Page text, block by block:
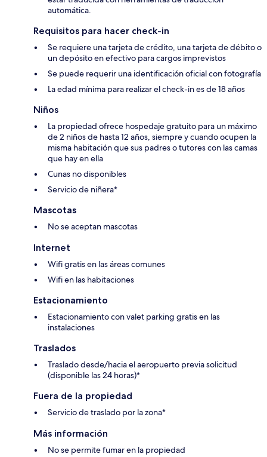
automática.
Requisitos para hacer check-in
Se requiere una tarjeta de crédito, una tarjeta de débito o
un depósito en efectivo para cargos imprevistos
Se puede requerir una identificación oficial con fotografía
La edad mínima para realizar el check-in es de 18 años
Niños
La propiedad ofrece hospedaje gratuito para un máximo
de 2 niños de hasta 12 años, siempre y cuando ocupen la
misma habitación que sus padres o tutores con las camas
que hay en ella
Cunas no disponibles
Servicio de niñera*
Mascotas
No se aceptan mascotas
Internet
Wifi gratis en las áreas comunes
Wifi en las habitaciones
Estacionamiento
Estacionamiento con valet parking gratis en las
instalaciones
Traslados
Traslado desde/hacia el aeropuerto previa solicitud
(disponible las 24 horas)*
Fuera de la propiedad
Servicio de traslado por la zona*
Más información
No se permite fumar en la propiedad